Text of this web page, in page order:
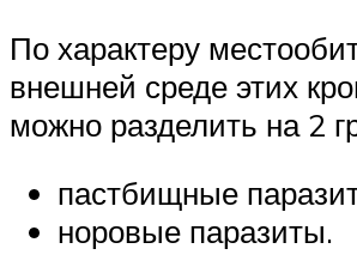
По характеру
внешней среде этих
можно разделить на 2
пастбищные
норовые паразиты.